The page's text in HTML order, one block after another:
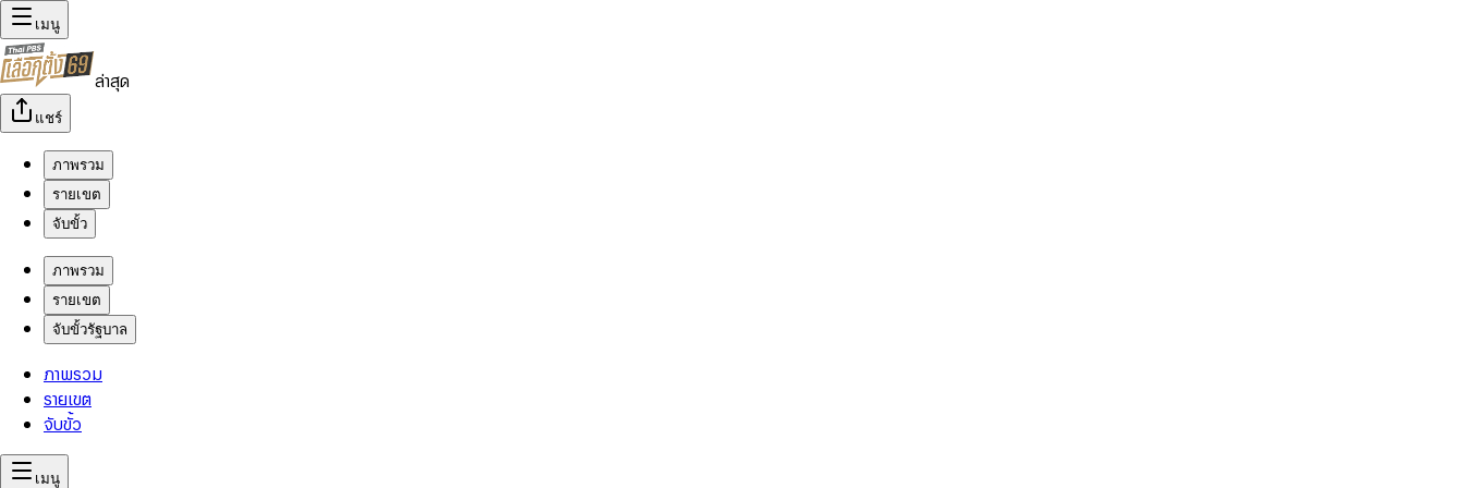
เมนู
ล่าสุด
แชร์
ภาพรวม
รายเขต
จับขั้ว
ภาพรวม
รายเขต
จับขั้วรัฐบาล
ภาพรวม
รายเขต
จับขั้ว
เมนู